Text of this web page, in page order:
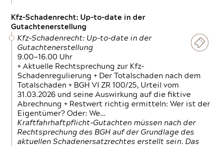
Kfz-Schadenrecht: Up-to-date in der
Gutachtenerstellung
Kfz-Schadenrecht: Up-to-date in der
Gutachtenerstellung
9.00—16.00 Uhr
+ Aktuelle Rechtsprechung zur Kfz-
Schadenregulierung + Der Totalschaden nach dem
Totalschaden + BGH VI ZR 100/25, Urteil vom
31.03.2026 und seine Auswirkung auf die fiktive
Abrechnung + Restwert richtig ermitteln: Wer ist der
Eigentümer? Oder: We…
Kraftfahrhaftpflicht-Gutachten müssen nach der
Rechtsprechung des BGH auf der Grundlage des
aktuellen Schadenersatzrechtes erstellt sein. Das